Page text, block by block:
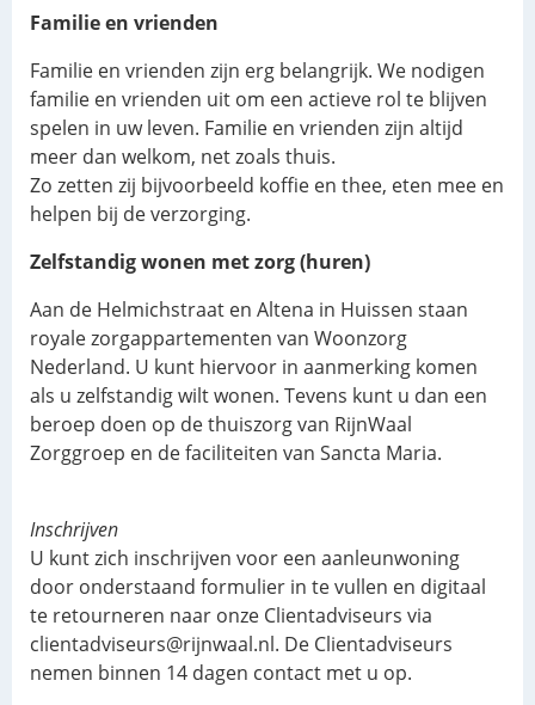
Familie en vrienden
Familie en vrienden zijn erg belangrijk. We nodigen
familie en vrienden uit om een actieve rol te blijven
spelen in uw leven. Familie en vrienden zijn altijd
meer dan welkom, net zoals thuis.
Zo zetten zij bijvoorbeeld koffie en thee, eten mee en
helpen bij de verzorging.
Zelfstandig wonen met zorg (huren)
Aan de Helmichstraat en Altena in Huissen staan
royale zorgappartementen van Woonzorg
Nederland. U kunt hiervoor in aanmerking komen
als u zelfstandig wilt wonen. Tevens kunt u dan een
beroep doen op de thuiszorg van RijnWaal
Zorggroep en de faciliteiten van Sancta Maria.
Inschrijven
U kunt zich inschrijven voor een aanleunwoning
door onderstaand formulier in te vullen en digitaal
te retourneren naar onze Clientadviseurs via
clientadviseurs@rijnwaal.nl. De Clientadviseurs
nemen binnen 14 dagen contact met u op.